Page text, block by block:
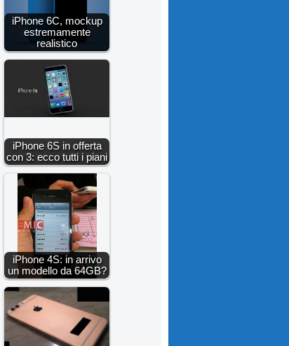
iPhone 6C, mockup
estremamente
realistico
iPhone 6S in offerta
con 3: ecco tutti i piani
iPhone 4S: in arrivo
un modello da 64GB?